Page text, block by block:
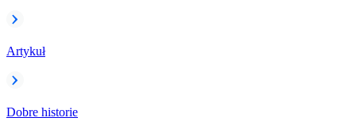
Artykuł
Dobre historie